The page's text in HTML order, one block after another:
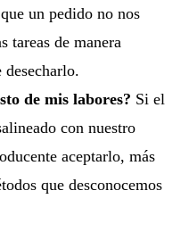
un pedido no nos
tareas de manera
de mis labores? Si el
con nuestro
aceptarlo, más
que desconocemos